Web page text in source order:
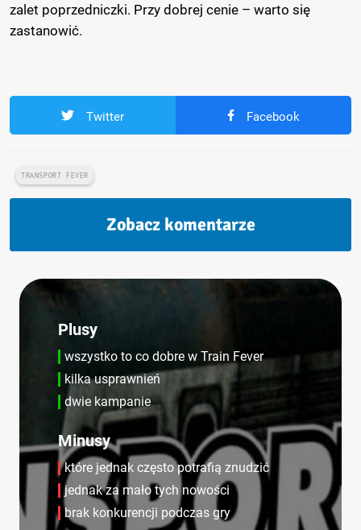
zalet poprzedniczki. Przy dobrej cenie – warto się
zastanowić.
Twitter Facebook
TRANSPORT FEVER
Zobacz komentarze
Plusy
wszystko to co dobre w Train Fever
kilka usprawnień
dwie kampanie
Minusy
które jednak często potrafią znudzić
jednak za mało tych nowości
brak konkurencji podczas gry